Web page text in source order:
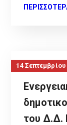
14 Σεπτεμβρίου
του Δ.Δ.